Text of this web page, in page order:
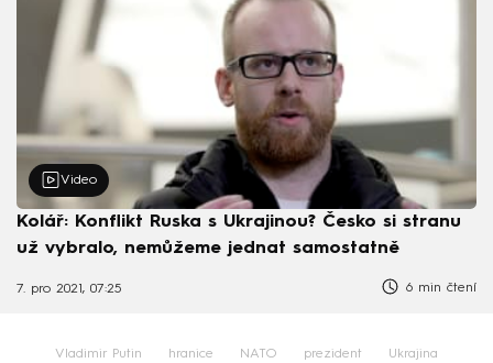
Video
Kolář: Konflikt Ruska s Ukrajinou? Česko si stranu
už vybralo, nemůžeme jednat samostatně
7. pro 2021, 07:25 6 min čtení
Vladimir Putin hranice NATO prezident Ukrajina